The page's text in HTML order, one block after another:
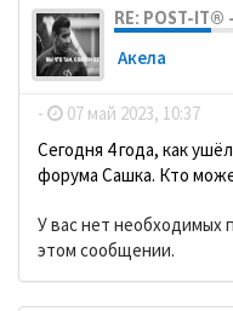
RE: POST-
Акела
- 07 май 2023, 10:37
Сегодня 4 года, как
форума Сашка. Кто
У вас нет необходимых
этом сообщении.